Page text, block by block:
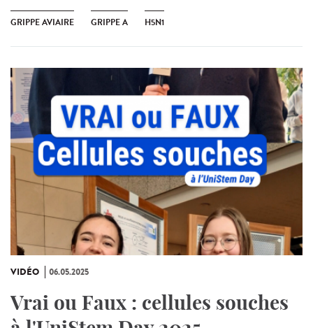
GRIPPE AVIAIRE GRIPPE A H5N1
VIDÉO 06.05.2025
Vrai ou Faux : cellules souches